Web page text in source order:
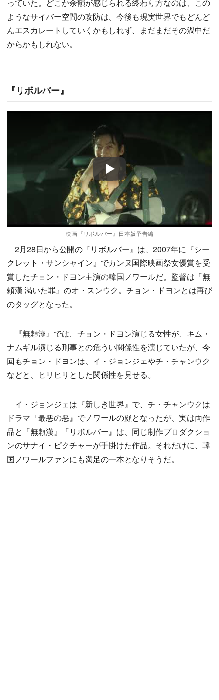
っていた。どこか余韻が感じられる終わり方なのは、この
ようなサイバー空間の攻防は、今後も現実世界でもどんど
んエスカレートしていくかもしれず、まだまだその渦中だ
からかもしれない。
『リボルバー』
Play
映画『リボルバー』日本版予告編
2月28日から公開の『リボルバー』は、2007年に『シー
クレット・サンシャイン』でカンヌ国際映画祭女優賞を受
賞したチョン・ドヨン主演の韓国ノワールだ。監督は『無
頼漢 渇いた罪』のオ・スンウク。チョン・ドヨンとは再び
のタッグとなった。
『無頼漢』では、チョン・ドヨン演じる女性が、キム・
ナムギル演じる刑事との危うい関係性を演じていたが、今
回もチョン・ドヨンは、イ・ジョンジェやチ・チャンウク
などと、ヒリヒリとした関係性を見せる。
イ・ジョンジェは『新しき世界』で、チ・チャンウクは
ドラマ『最悪の悪』でノワールの顔となったが、実は両作
品と『無頼漢』『リボルバー』は、同じ制作プロダクショ
ンのサナイ・ピクチャーが手掛けた作品。それだけに、韓
国ノワールファンにも満足の一本となりそうだ。